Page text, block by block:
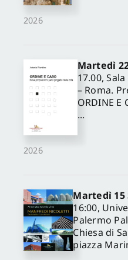
2026
2026
Martedì
17.00,
– Roma.
ORDINE E
...
Martedì 15
16:00,
Palermo
Chiesa di
piazza